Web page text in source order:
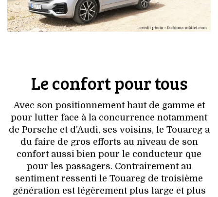
Le confort pour tous
Avec son positionnement haut de gamme et
pour lutter face à la concurrence notamment
de Porsche et d’Audi, ses voisins, le Touareg a
du faire de gros efforts au niveau de son
confort aussi bien pour le conducteur que
pour les passagers. Contrairement au
sentiment ressenti le Touareg de troisième
génération est légèrement plus large et plus